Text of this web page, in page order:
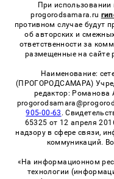
При использовании
progorodsamara.ru
противном случае будут
об авторских и
ответственности за
размещенные на сайте
Наименование:
(ПРОГОРОДСАМАРА)
редактор: Романова
905-00-63 .
65325 от 12 апреля
надзору в сфере связи,
коммуникаций.
«На информационном
технологии